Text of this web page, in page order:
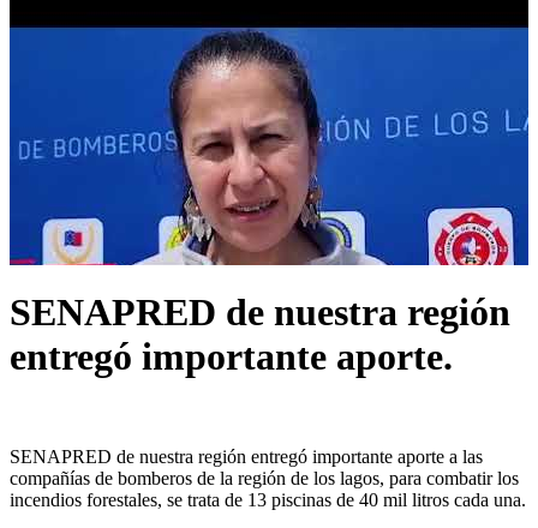
SENAPRED de nuestra región
entregó importante aporte.
SENAPRED de nuestra región entregó importante aporte a las
compañías de bomberos de la región de los lagos, para combatir los
incendios forestales, se trata de 13 piscinas de 40 mil litros cada una.